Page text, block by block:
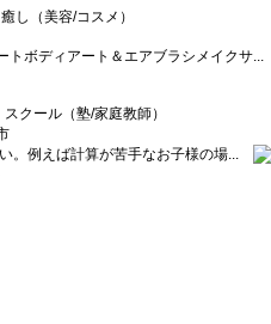
し（美容/コスメ）
トボディアート＆エアブラシメイクサ...
スクール（塾/家庭教師）
。例えば計算が苦手なお子様の場...